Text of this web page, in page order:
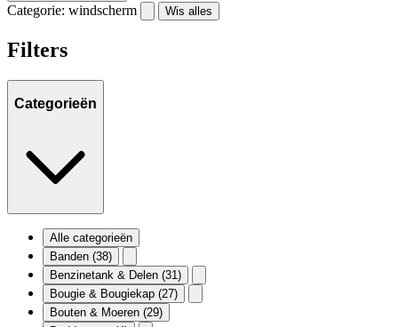
Categorie: windscherm Wis alles
Filters
Categorieën
Alle categorieën
Banden (38)
Benzinetank & Delen (31)
Bougie & Bougiekap (27)
Bouten & Moeren (29)